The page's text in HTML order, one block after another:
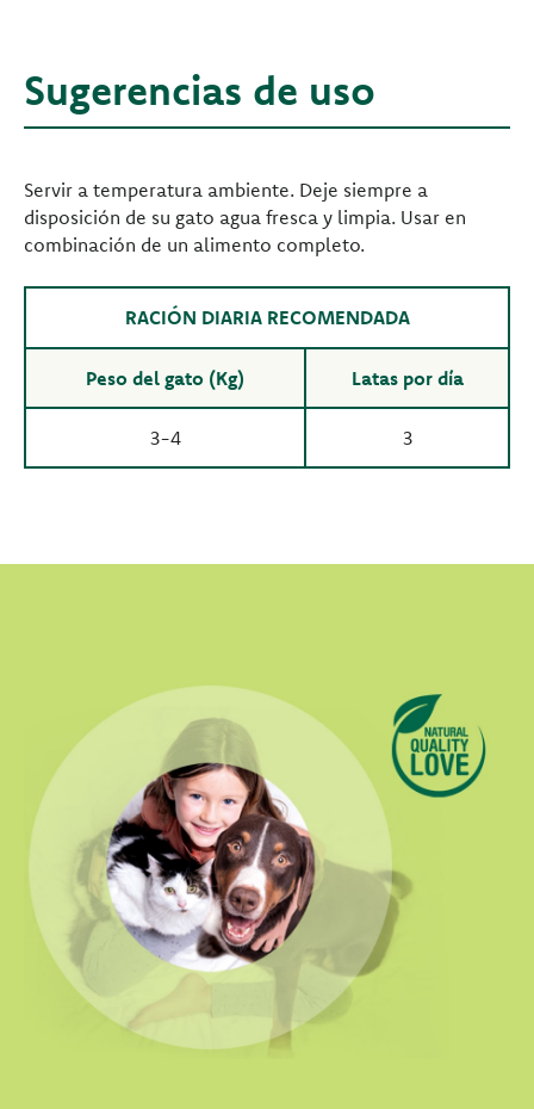
Sugerencias de uso
Servir a temperatura ambiente. Deje siempre a
disposición de su gato agua fresca y limpia. Usar en
combinación de un alimento completo.
RACIÓN DIARIA RECOMENDADA
Peso del gato (Kg) Latas por día
3-4 3